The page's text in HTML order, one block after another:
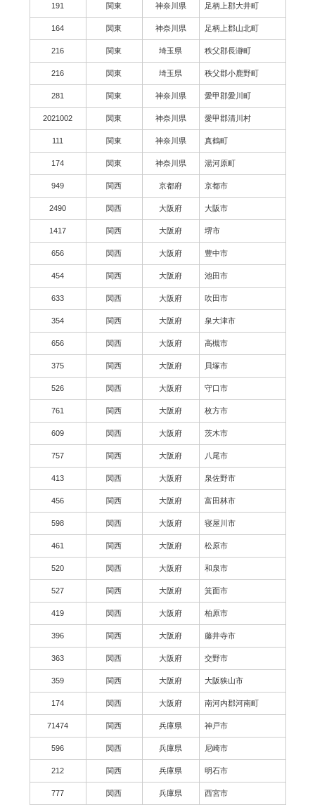
191 関東 神奈川県 足柄上郡大井町
164 関東 神奈川県 足柄上郡山北町
216 関東 埼玉県 秩父郡長瀞町
216 関東 埼玉県 秩父郡小鹿野町
281 関東 神奈川県 愛甲郡愛川町
2021002 関東 神奈川県 愛甲郡清川村
111 関東 神奈川県 真鶴町
174 関東 神奈川県 湯河原町
949 関西 京都府 京都市
2490 関西 大阪府 大阪市
1417 関西 大阪府 堺市
656 関西 大阪府 豊中市
454 関西 大阪府 池田市
633 関西 大阪府 吹田市
354 関西 大阪府 泉大津市
656 関西 大阪府 高槻市
375 関西 大阪府 貝塚市
526 関西 大阪府 守口市
761 関西 大阪府 枚方市
609 関西 大阪府 茨木市
757 関西 大阪府 八尾市
413 関西 大阪府 泉佐野市
456 関西 大阪府 富田林市
598 関西 大阪府 寝屋川市
461 関西 大阪府 松原市
520 関西 大阪府 和泉市
527 関西 大阪府 箕面市
419 関西 大阪府 柏原市
396 関西 大阪府 藤井寺市
363 関西 大阪府 交野市
359 関西 大阪府 大阪狭山市
174 関西 大阪府 南河内郡河南町
71474 関西 兵庫県 神戸市
596 関西 兵庫県 尼崎市
212 関西 兵庫県 明石市
777 関西 兵庫県 西宮市